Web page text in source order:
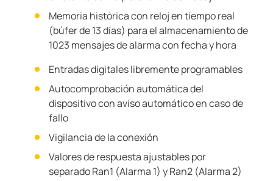
Memoria histórica con reloj en tiempo real
(búfer de 13 días) para el almacenamiento de
1023 mensajes de alarma con fecha y hora
Entradas digitales libremente programables
Autocomprobación automática del
dispositivo con aviso automático en caso de
fallo
Vigilancia de la conexión
Valores de respuesta ajustables por
separado Ran1 (Alarma 1) y Ran2 (Alarma 2)